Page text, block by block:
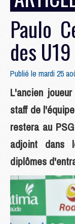
Paulo
des
Publié le mardi 25
L'ancien
staff de
restera au
adjoint dans
diplômes